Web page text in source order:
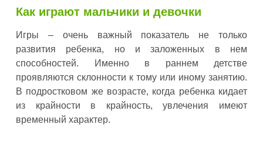
Как играют мальчики и девочки
Игры – очень важный показатель не только
развития ребенка, но и заложенных в нем
способностей. Именно в раннем детстве
проявляются склонности к тому или иному занятию.
В подростковом же возрасте, когда ребенка кидает
из крайности в крайность, увлечения имеют
временный характер.